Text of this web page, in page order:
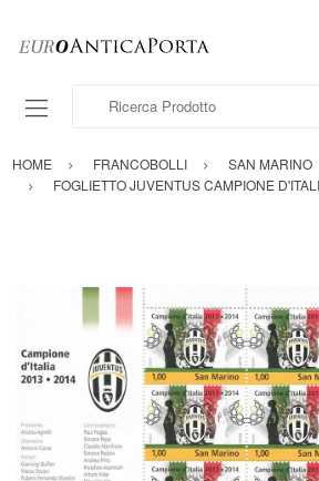
Ricerca Prodotto
HOME FRANCOBOLLI SAN MARINO
FOGLIETTO JUVENTUS CAMPIONE